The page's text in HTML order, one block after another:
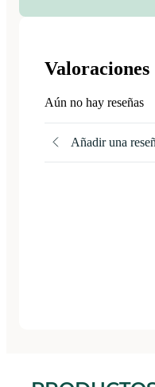
Valoraciones
Aún no hay reseñas
Añadir una